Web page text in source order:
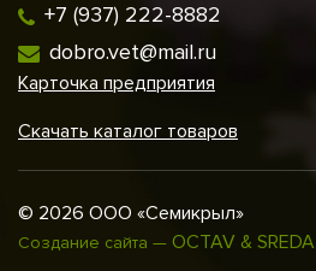
+7 (937) 222-8882
dobro.vet@mail.ru
Карточка предприятия
Скачать каталог товаров
© 2026 ООО «Семикрыл»
Создание сайта — OCTAV & SREDA